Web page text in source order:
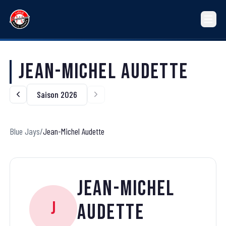
Jean-Michel Audette
Saison 2026
Blue Jays/Jean-Michel Audette
J
Jean-Michel
Audette